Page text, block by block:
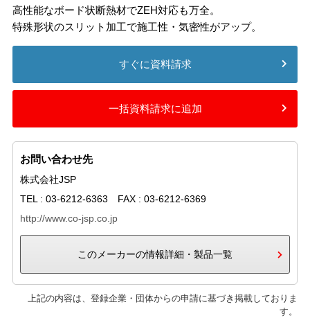
高性能なボード状断熱材でZEH対応も万全。
特殊形状のスリット加工で施工性・気密性がアップ。
すぐに資料請求
一括資料請求に追加
お問い合わせ先
株式会社JSP
TEL : 03-6212-6363 FAX : 03-6212-6369
http://www.co-jsp.co.jp
このメーカーの情報詳細・製品一覧
上記の内容は、登録企業・団体からの申請に基づき掲載しておりま
す。